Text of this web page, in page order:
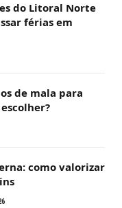
do Litoral Norte
férias em
de mala para
como valorizar